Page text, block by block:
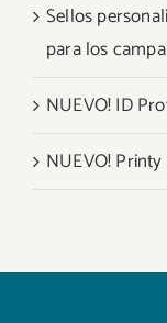
Sellos
para los
NUEVO! ID
NUEVO!